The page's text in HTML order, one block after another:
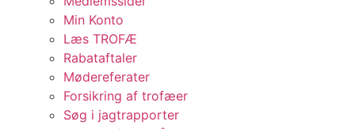
Min Konto
Læs TROFÆ
Rabataftaler
Mødereferater
Forsikring af trofæer
Søg i jagtrapporter